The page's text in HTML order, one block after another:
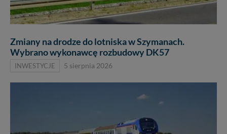
Zmiany na drodze do lotniska w Szymanach.
Wybrano wykonawcę rozbudowy DK57
INWESTYCJE 5 sierpnia 2026